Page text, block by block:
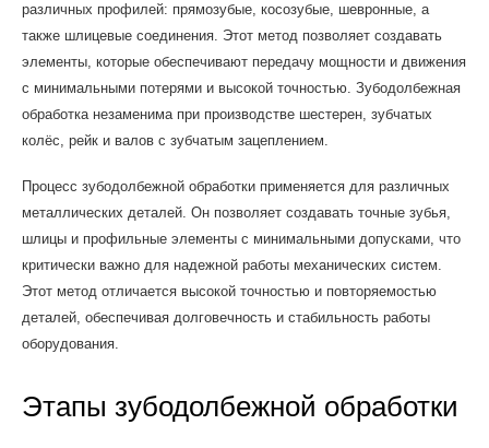
различных профилей: прямозубые, косозубые, шевронные, а
также шлицевые соединения. Этот метод позволяет создавать
элементы, которые обеспечивают передачу мощности и движения
с минимальными потерями и высокой точностью. Зубодолбежная
обработка незаменима при производстве шестерен, зубчатых
колёс, рейк и валов с зубчатым зацеплением.
Процесс зубодолбежной обработки применяется для различных
металлических деталей. Он позволяет создавать точные зубья,
шлицы и профильные элементы с минимальными допусками, что
критически важно для надежной работы механических систем.
Этот метод отличается высокой точностью и повторяемостью
деталей, обеспечивая долговечность и стабильность работы
оборудования.
Этапы зубодолбежной обработки